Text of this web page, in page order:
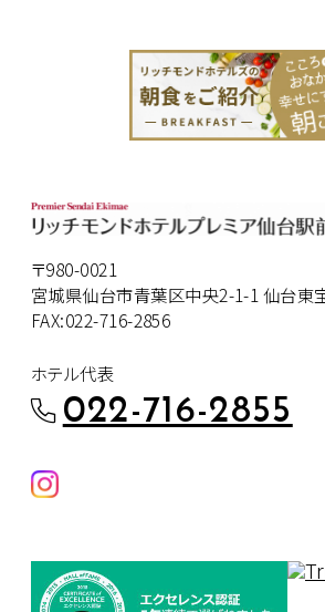
〒980-0021
宮城県仙台市青葉区中央2-1-1 仙台東
FAX:022-716-2856
ホテル代表
022-716-2855